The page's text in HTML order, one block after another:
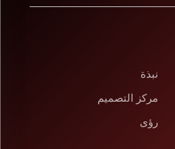
نبذة
مركز التصميم
رؤى